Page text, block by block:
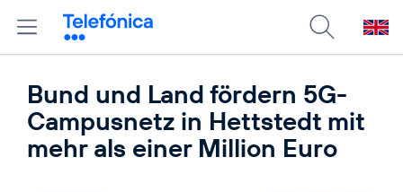
Bund und Land fördern 5G-
Campusnetz in Hettstedt mit
mehr als einer Million Euro